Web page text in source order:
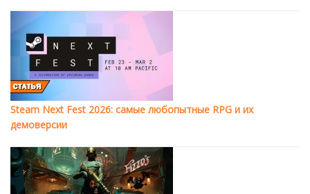
Steam Next Fest 2026: самые любопытные RPG и их
демоверсии